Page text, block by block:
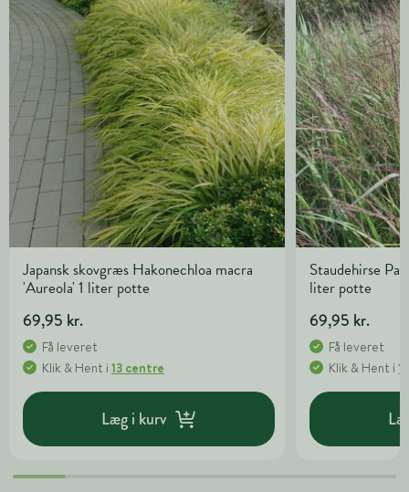
Japansk skovgræs Hakonechloa macra
'Aureola' 1 liter potte
69,95 kr.
Få leveret
Klik & Hent i 13 centre
Læg i kurv
Staudehirse
liter potte
69,95 kr.
Få leveret
Klik & Hent i